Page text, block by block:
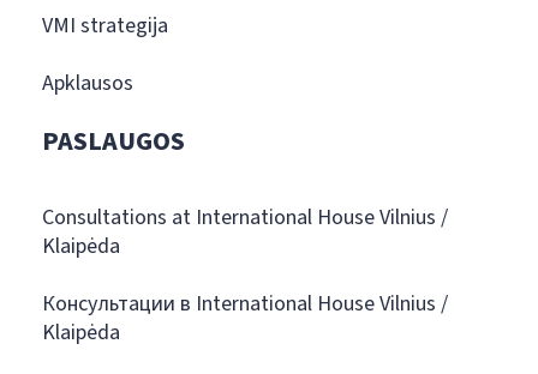
VMI strategija
Apklausos
PASLAUGOS
Consultations at International House Vilnius /
Klaipėda
Консультации в International House Vilnius /
Klaipėda